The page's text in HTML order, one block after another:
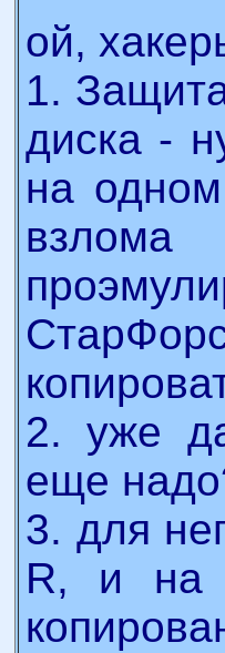
ой,
1.
диска -
на
2. уже
еще
3. для
R, и на